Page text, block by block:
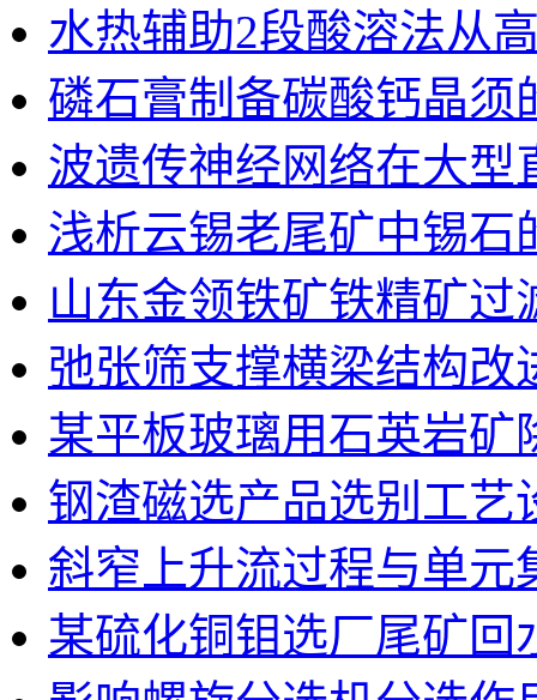
水热辅助2段酸溶法从
磷石膏制备碳酸钙晶须
波遗传神经网络在大型
浅析云锡老尾矿中锡石
山东金领铁矿铁精矿过
弛张筛支撑横梁结构
某平板玻璃用石英岩矿
钢渣磁选产品选别工艺
斜窄上升流过程与单元
某硫化铜钼选厂尾矿回